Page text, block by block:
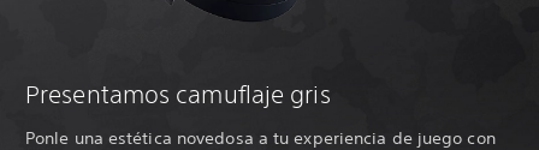
Presentamos camuflaje gris
Ponle una estética novedosa a tu experiencia de juego con